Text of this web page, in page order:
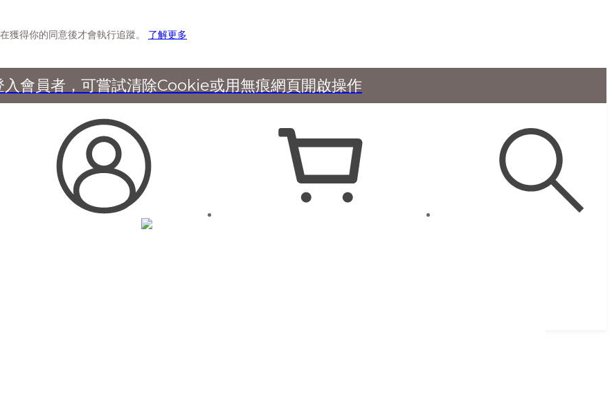
得你的同意後才會執行追蹤。 了解更多
消費滿$1500宅配免運
員輸入折扣碼【NAVEEN永續日常】現折$50
入會員者，可嘗試清除Cookie或用無痕網頁開啟操作